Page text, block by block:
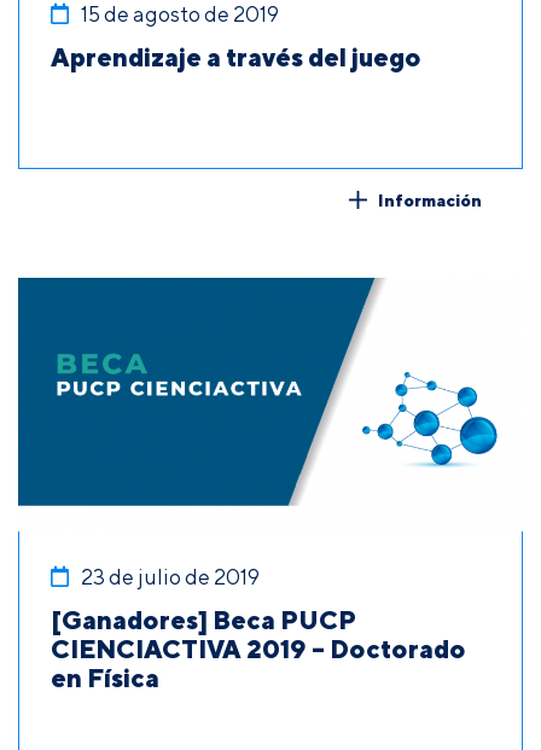
15 de agosto de 2019
Aprendizaje a través del juego
Información
23 de julio de 2019
[Ganadores] Beca PUCP
CIENCIACTIVA 2019 – Doctorado
en Física